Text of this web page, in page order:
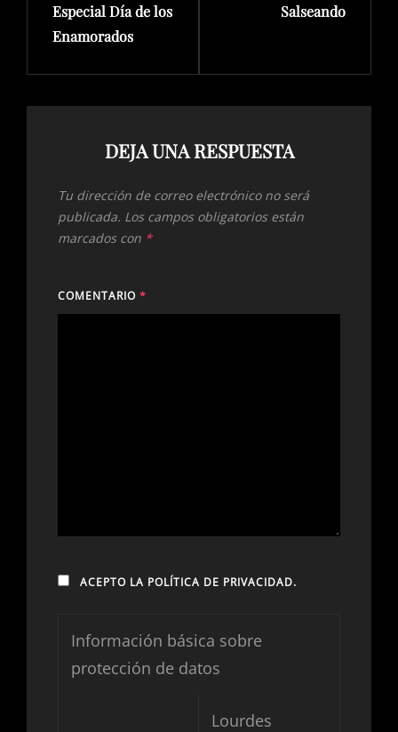
Especial Día de los
Enamorados
Salseando
DEJA UNA RESPUESTA
Tu dirección de correo electrónico no será
publicada. Los campos obligatorios están
marcados con *
COMENTARIO *
ACEPTO LA POLÍTICA DE PRIVACIDAD.
Información básica sobre
protección de datos
Lourdes